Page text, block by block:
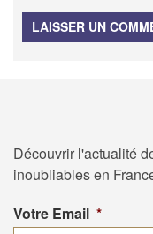
LAISSER UN
Découvrir l'actualité
inoubliables en
Votre Email *